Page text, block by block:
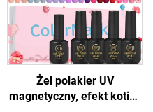
Żel polakier UV
magnetyczny, efekt kotich